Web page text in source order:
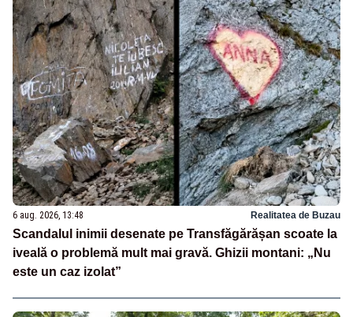
6 aug. 2026, 13:48 Realitatea de Buzau
Scandalul inimii desenate pe Transfăgărășan scoate la
iveală o problemă mult mai gravă. Ghizii montani: „Nu
este un caz izolat”